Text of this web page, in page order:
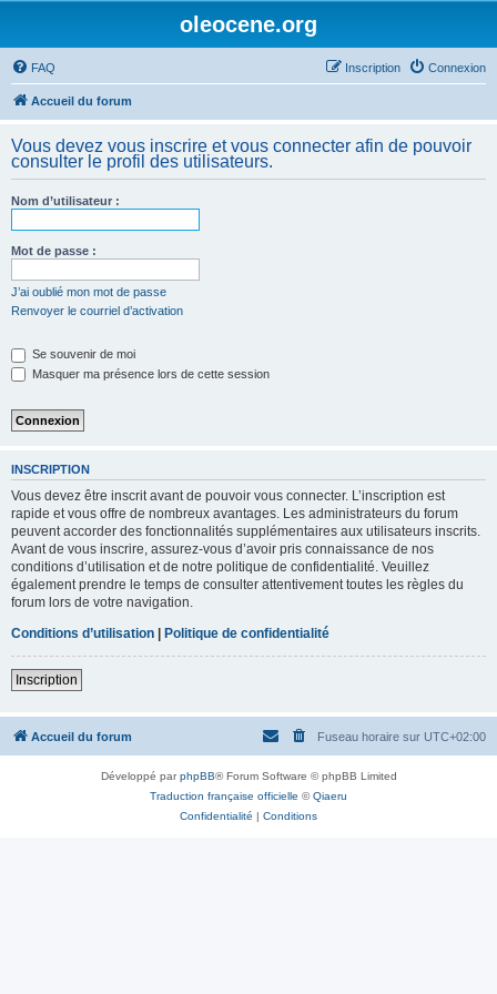
oleocene.org
FAQ Connexion
Inscription
Accueil du forum
Vous devez vous inscrire et vous connecter afin de pouvoir
consulter le profil des utilisateurs.
Nom d’utilisateur :
Mot de passe :
J’ai oublié mon mot de passe
Renvoyer le courriel d’activation
Se souvenir de moi
Masquer ma présence lors de cette session
INSCRIPTION
Vous devez être inscrit avant de pouvoir vous connecter. L’inscription est
rapide et vous offre de nombreux avantages. Les administrateurs du forum
peuvent accorder des fonctionnalités supplémentaires aux utilisateurs inscrits.
Avant de vous inscrire, assurez-vous d’avoir pris connaissance de nos
conditions d’utilisation et de notre politique de confidentialité. Veuillez
également prendre le temps de consulter attentivement toutes les règles du
forum lors de votre navigation.
Conditions d’utilisation | Politique de confidentialité
Inscription
Accueil du forum Fuseau horaire sur UTC+02:00
Développé parphpBB® Forum Software © phpBB Limited
Traduction française officielle ©Qiaeru
Confidentialité | Conditions